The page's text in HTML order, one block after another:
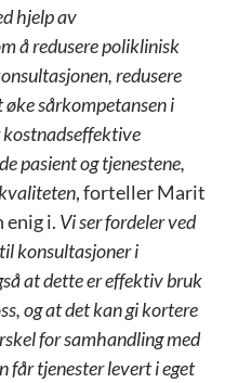
hjelp av
å redusere poliklinisk
redusere
sårkompetansen i
kostnadseffektive
pasient og tjenestene,
, forteller Marit
enig i. Vi ser fordeler ved
konsultasjoner i
at dette er effektiv bruk
og at det kan gi kortere
for samhandling med
får tjenester levert i eget